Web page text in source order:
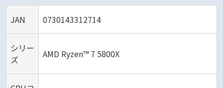
JAN 0730143312714
シリー
ズ
AMD Ryzen™ 7 5800X